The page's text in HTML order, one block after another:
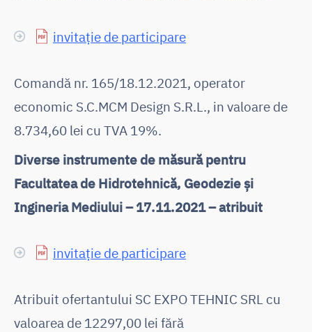
invitație de participare
Comandă nr. 165/18.12.2021, operator
economic S.C.MCM Design S.R.L., in valoare de
8.734,60 lei cu TVA 19%.
Diverse instrumente de măsură pentru
Facultatea de Hidrotehnică, Geodezie și
Ingineria Mediului – 17.11.2021 – atribuit
invitație de participare
Atribuit ofertantului SC EXPO TEHNIC SRL cu
valoarea de 12297,00 lei fără